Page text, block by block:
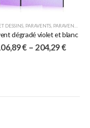
DESSINS PARAVENTS PARAVENTS 3 VOLETS
dégradé violet et blanc
€ – 204,29 €